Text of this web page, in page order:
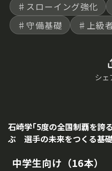
♯スローイング強化
♯守備基礎
♯上級
シェ
石崎学｢5度の全国制覇を誇
ぶ 選手の未来をつくる基
中学生向け（16本）